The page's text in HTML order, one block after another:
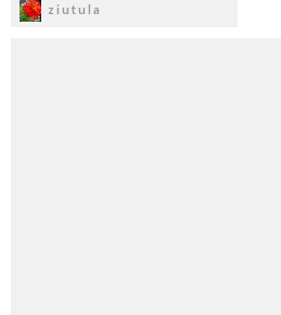
ziutula